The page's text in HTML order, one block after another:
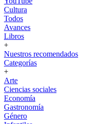
Cultura
Todos
Avances
Libros
+
Nuestros recomendados
Categorías
+
Arte
Ciencias sociales
Economía
Gastronomía
Género